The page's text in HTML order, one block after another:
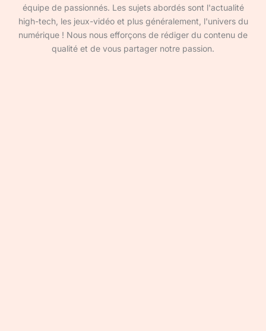
équipe de passionnés. Les sujets abordés sont l'actualité
high-tech, les jeux-vidéo et plus généralement, l'univers du
numérique ! Nous nous efforçons de rédiger du contenu de
qualité et de vous partager notre passion.